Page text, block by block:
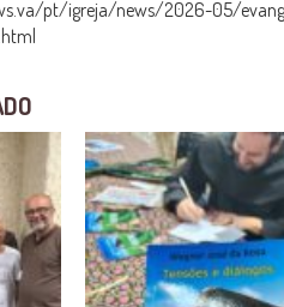
pt/igreja/news/2026-05/